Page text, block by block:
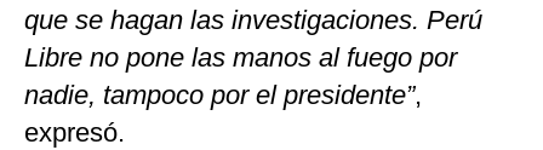
que se hagan las investigaciones. Perú
Libre no pone las manos al fuego por
nadie, tampoco por el presidente”,
expresó.